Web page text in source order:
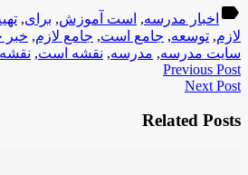
label اخبار مدرسه, است آموزش, برای,
لازم, توسعه, جامع است, جامع لازم, خبر
سایت مدرسه, مدرسه, نقشه است,
Previous Post
Next Post
Related Posts